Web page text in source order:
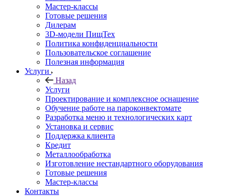
Мастер-классы
Готовые решения
Дилерам
3D-модели ПищТех
Политика конфиденциальности
Пользовательское соглашение
Полезная информация
Услуги
Назад
Услуги
Проектирование и комплексное оснащение
Обучение работе на пароконвектомате
Разработка меню и технологических карт
Установка и сервис
Поддержка клиента
Кредит
Металлообработка
Изготовление нестандартного оборудования
Готовые решения
Мастер-классы
Контакты